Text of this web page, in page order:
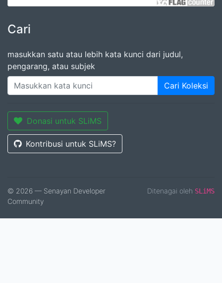
Cari
masukkan satu atau lebih kata kunci dari judul,
pengarang, atau subjek
Cari Koleksi
Donasi untuk SLiMS
Kontribusi untuk SLiMS?
© 2026 — Senayan Developer
Community
Ditenagai oleh SLiMS